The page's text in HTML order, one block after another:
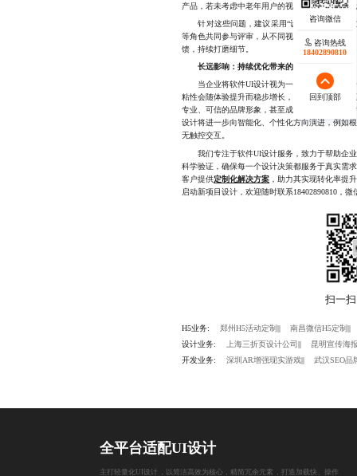
产品，若未考虑中老年用户的视力与操作习惯，
针对这些问题，建议采用“设计评审+跨部门
等角色共同参与评审，从不同视角提出改进建议
馈，持续打磨细节。
长远影响：持续优化带来的品牌跃升
当企业将软件UI设计视为一项长期投入而非一
粘性会随体验提升而稳步增长，复购率和推荐意
专业、可信的品牌形象，甚至成为企业的无形资
设计将进一步向智能化、个性化方向演进，例如
无触控交互。
我们专注于软件UI设计服务，致力于帮助企业
科学验证，确保每一个设计决策都服务于真实需
客户提供定制化解决方案 ，助力其实现转化率提
启动新项目设计，欢迎随时联系18402890810，
H5业务: 郑州H5活动定制|| 南昌微信H5定制||
设计业务:
上海三折页设计公司||
昆明宣传海
开发业务:
深圳AR增强现实游戏|| 武汉SEO品
咨询热线
17723342546
回到顶部
咨询热线
18402890810
回到顶部
全平台适配UI设计
主打轻量化UI设计，以简洁高效为核心，精简冗余元素，打造加载快、操作